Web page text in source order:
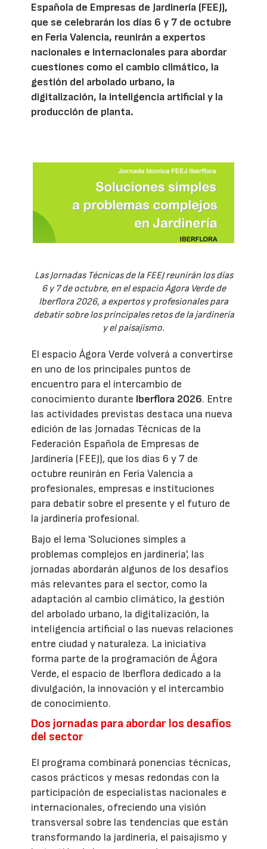
Española de Empresas de Jardinería (FEEJ),
que se celebrarán los días 6 y 7 de octubre
en Feria Valencia, reunirán a expertos
nacionales e internacionales para abordar
cuestiones como el cambio climático, la
gestión del arbolado urbano, la
digitalización, la inteligencia artificial y la
producción de planta.
Las Jornadas Técnicas de la FEEJ reunirán los días
6 y 7 de octubre, en el espacio Ágora Verde de
Iberflora 2026, a expertos y profesionales para
debatir sobre los principales retos de la jardinería
y el paisajismo.
El espacio Ágora Verde volverá a convertirse
en uno de los principales puntos de
encuentro para el intercambio de
conocimiento durante Iberflora 2026. Entre
las actividades previstas destaca una nueva
edición de las Jornadas Técnicas de la
Federación Española de Empresas de
Jardinería (FEEJ), que los días 6 y 7 de
octubre reunirán en Feria Valencia a
profesionales, empresas e instituciones
para debatir sobre el presente y el futuro de
la jardinería profesional.
Bajo el lema 'Soluciones simples a
problemas complejos en jardinería', las
jornadas abordarán algunos de los desafíos
más relevantes para el sector, como la
adaptación al cambio climático, la gestión
del arbolado urbano, la digitalización, la
inteligencia artificial o las nuevas relaciones
entre ciudad y naturaleza. La iniciativa
forma parte de la programación de Ágora
Verde, el espacio de Iberflora dedicado a la
divulgación, la innovación y el intercambio
de conocimiento.
Dos jornadas para abordar los desafíos
del sector
El programa combinará ponencias técnicas,
casos prácticos y mesas redondas con la
participación de especialistas nacionales e
internacionales, ofreciendo una visión
transversal sobre las tendencias que están
transformando la jardinería, el paisajismo y